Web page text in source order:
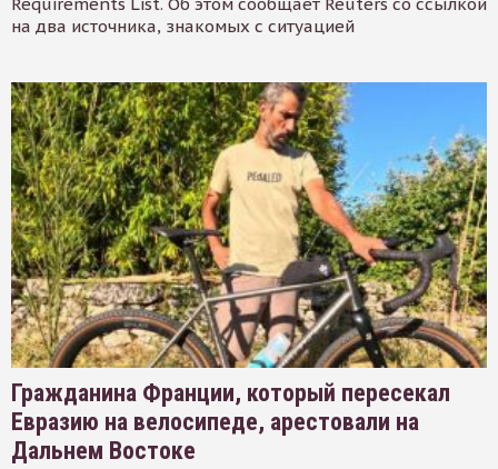
на два источника, знакомых с ситуацией
Гражданина Франции, который пересекал
Евразию на велосипеде, арестовали на
Дальнем Востоке